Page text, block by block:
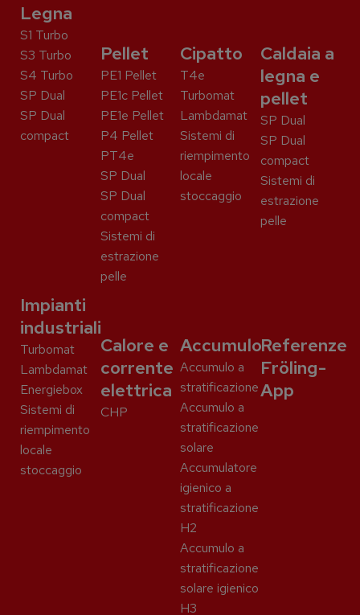
Legna
S1 Turbo
S3 Turbo
S4 Turbo
SP Dual
SP Dual
compact
Pellet
PE1 Pellet
PE1c Pellet
PE1e Pellet
P4 Pellet
PT4e
SP Dual
SP Dual
compact
Sistemi di
estrazione
pelle
Cipatto
T4e
Turbomat
Lambdamat
Sistemi di
riempimento
locale
stoccaggio
Caldaia a
legna e
pellet
SP Dual
SP Dual
compact
Sistemi di
estrazione
pelle
Impianti
industriali
Turbomat
Lambdamat
Energiebox
Sistemi di
riempimento
locale
stoccaggio
Calore e
corrente
elettrica
CHP
Accumulo
Accumulo a
stratificazione
Accumulo a
stratificazione
solare
Accumulatore
igienico a
stratificazione
H2
Accumulo a
stratificazione
solare igienico
H3
Referenze
Fröling-
App